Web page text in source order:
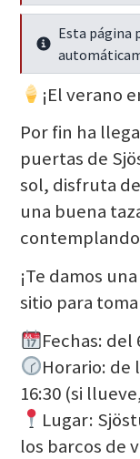
Seguir
Esta página
¡El verano
Por fin ha
puertas de
sol, disfruta
una buena
¡Te damos
sitio para
Fechas: del
Horario: de
16:30 (si
Lugar:
los barcos de